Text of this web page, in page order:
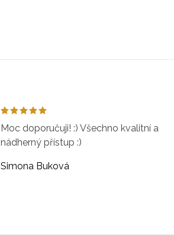
Moc doporučuji! :) Všechno kvalitní a
nádherný přístup :)
Simona Buková